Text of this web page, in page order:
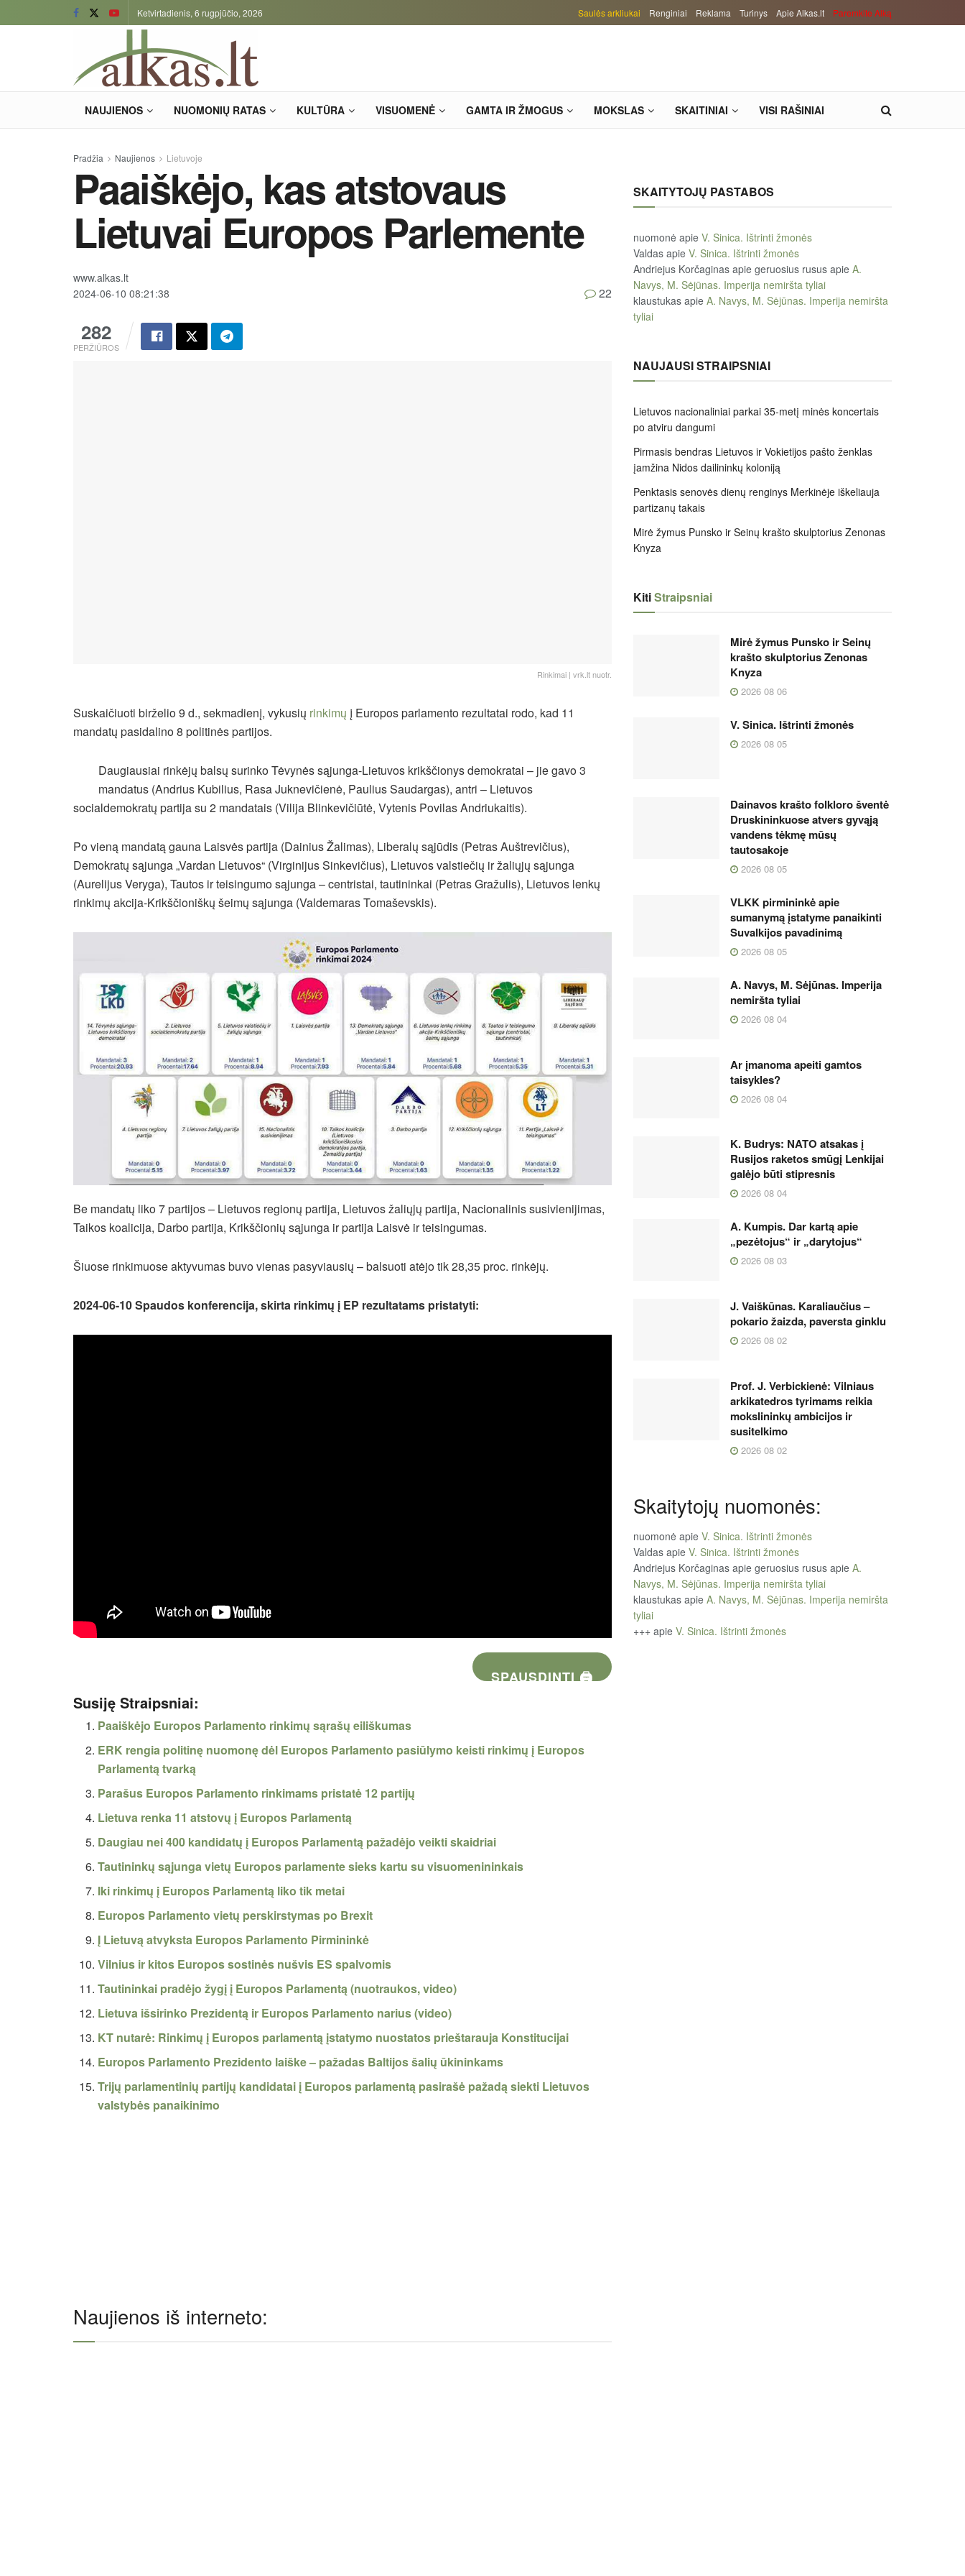
Ketvirtadienis, 6 rugpjūčio, 2026 Saulės arkliukai Renginiai Reklama Turinys Apie Alkas.lt Paremkite Alką
NAUJIENOS NUOMONIŲ RATAS KULTŪRA VISUOMENĖ GAMTA IR ŽMOGUS MOKSLAS SKAITINIAI VISI RAŠINIAI
Pradžia Naujienos Lietuvoje
Paaiškėjo, kas atstovaus
Lietuvai Europos Parlemente
www.alkas.lt
2024-06-10 08:21:38
282
PERŽIŪROS
22
Rinkimai | vrk.lt nuotr.
Suskaičiuoti birželio 9 d., sekmadienį, vykusių rinkimų į Europos parlamento rezultatai rodo, kad 11
mandatų pasidalino 8 politinės partijos.
Daugiausiai rinkėjų balsų surinko Tėvynės sąjunga-Lietuvos krikščionys demokratai – jie gavo 3
mandatus (Andrius Kubilius, Rasa Juknevičienė, Paulius Saudargas), antri – Lietuvos
socialdemokratų partija su 2 mandatais (Vilija Blinkevičiūtė, Vytenis Povilas Andriukaitis).
Po vieną mandatą gauna Laisvės partija (Dainius Žalimas), Liberalų sąjūdis (Petras Auštrevičius),
Demokratų sąjunga „Vardan Lietuvos“ (Virginijus Sinkevičius), Lietuvos valstiečių ir žaliųjų sąjunga
(Aurelijus Veryga), Tautos ir teisingumo sąjunga – centristai, tautininkai (Petras Gražulis), Lietuvos lenkų
rinkimų akcija-Krikščioniškų šeimų sąjunga (Valdemaras Tomaševskis).
Be mandatų liko 7 partijos – Lietuvos regionų partija, Lietuvos žaliųjų partija, Nacionalinis susivienijimas,
Taikos koalicija, Darbo partija, Krikščionių sąjunga ir partija Laisvė ir teisingumas.
Šiuose rinkimuose aktyvumas buvo vienas pasyviausių – balsuoti atėjo tik 28,35 proc. rinkėjų.
2024-06-10 Spaudos konferencija, skirta rinkimų į EP rezultatams pristatyti:
SPAUSDINTI 🖨
Susiję Straipsniai:
Paaiškėjo Europos Parlamento rinkimų sąrašų eiliškumas
ERK rengia politinę nuomonę dėl Europos Parlamento pasiūlymo keisti rinkimų į Europos
Parlamentą tvarką
Parašus Europos Parlamento rinkimams pristatė 12 partijų
Lietuva renka 11 atstovų į Europos Parlamentą
Daugiau nei 400 kandidatų į Europos Parlamentą pažadėjo veikti skaidriai
Tautininkų sąjunga vietų Europos parlamente sieks kartu su visuomenininkais
Iki rinkimų į Europos Parlamentą liko tik metai
Europos Parlamento vietų perskirstymas po Brexit
Į Lietuvą atvyksta Europos Parlamento Pirmininkė
Vilnius ir kitos Europos sostinės nušvis ES spalvomis
Tautininkai pradėjo žygį į Europos Parlamentą (nuotraukos, video)
Lietuva išsirinko Prezidentą ir Europos Parlamento narius (video)
KT nutarė: Rinkimų į Europos parlamentą įstatymo nuostatos prieštarauja Konstitucijai
Europos Parlamento Prezidento laiške – pažadas Baltijos šalių ūkininkams
Trijų parlamentinių partijų kandidatai į Europos parlamentą pasirašė pažadą siekti Lietuvos
valstybės panaikinimo
Naujienos iš interneto:
SKAITYTOJŲ PASTABOS
nuomonė apie V. Sinica. Ištrinti žmonės
Valdas apie V. Sinica. Ištrinti žmonės
Andriejus Korčaginas apie geruosius rusus apie A.
Navys, M. Sėjūnas. Imperija nemiršta tyliai
klaustukas apie A. Navys, M. Sėjūnas. Imperija nemiršta
tyliai
NAUJAUSI STRAIPSNIAI
Lietuvos nacionaliniai parkai 35-metį minės koncertais
po atviru dangumi
Pirmasis bendras Lietuvos ir Vokietijos pašto ženklas
įamžina Nidos dailininkų koloniją
Penktasis senovės dienų renginys Merkinėje iškeliauja
partizanų takais
Mirė žymus Punsko ir Seinų krašto skulptorius Zenonas
Knyza
KitiStraipsniai
Mirė žymus Punsko ir Seinų
krašto skulptorius Zenonas
Knyza
2026 08 06
V. Sinica. Ištrinti žmonės
2026 08 05
Dainavos krašto folkloro šventė
Druskininkuose atvers gyvąją
vandens tėkmę mūsų
tautosakoje
2026 08 05
VLKK pirmininkė apie
sumanymą įstatyme panaikinti
Suvalkijos pavadinimą
2026 08 05
A. Navys, M. Sėjūnas. Imperija
nemiršta tyliai
2026 08 04
Ar įmanoma apeiti gamtos
taisykles?
2026 08 04
K. Budrys: NATO atsakas į
Rusijos raketos smūgį Lenkijai
galėjo būti stipresnis
2026 08 04
A. Kumpis. Dar kartą apie
„pezėtojus“ ir „darytojus“
2026 08 03
J. Vaiškūnas. Karaliaučius –
pokario žaizda, paversta ginklu
2026 08 02
Prof. J. Verbickienė: Vilniaus
arkikatedros tyrimams reikia
mokslininkų ambicijos ir
susitelkimo
2026 08 02
Skaitytojų nuomonės:
nuomonė apie V. Sinica. Ištrinti žmonės
Valdas apie V. Sinica. Ištrinti žmonės
Andriejus Korčaginas apie geruosius rusus apie A.
Navys, M. Sėjūnas. Imperija nemiršta tyliai
klaustukas apie A. Navys, M. Sėjūnas. Imperija nemiršta
tyliai
+++ apie V. Sinica. Ištrinti žmonės